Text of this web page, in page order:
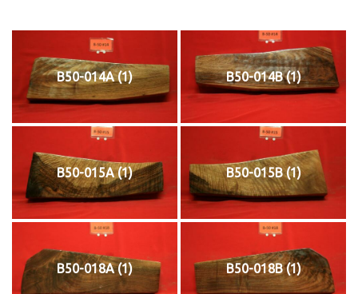
B50-014A (1) B50-014B (1)
B50-015A (1) B50-015B (1)
B50-018A (1) B50-018B (1)